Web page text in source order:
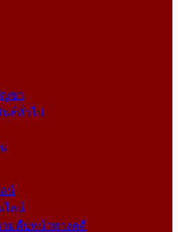
ญชา
ธ์ทั่วไป
น์
ไลน์
มคืบหน้าทางคดี